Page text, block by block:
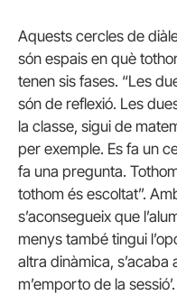
Aquests cercles de
són espais en què
tenen sis fases. “Les
són de reflexió. Les
la classe, sigui de
per exemple. Es fa un
fa una pregunta.
tothom és escoltat”.
s’aconsegueix que
menys també tingui
altra dinàmica, s’acaba
m’emporto de la sessió’.